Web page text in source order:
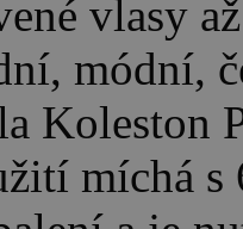
vlasy
módní,
Koleston
míchá